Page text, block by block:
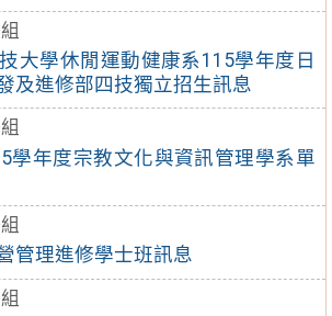
大學休閒運動健康系115學年度日
及進修部四技獨立招生訊息
學年度宗教文化與資訊管理學系單
管理進修學士班訊息